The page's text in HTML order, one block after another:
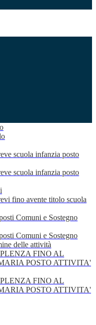
scuola infanzia posto
scuola infanzia posto
fino avente titolo scuola
Comuni e Sostegno
Comuni e Sostegno
delle attività
FINO AL
POSTO ATTIVITA'
FINO AL
POSTO ATTIVITA'